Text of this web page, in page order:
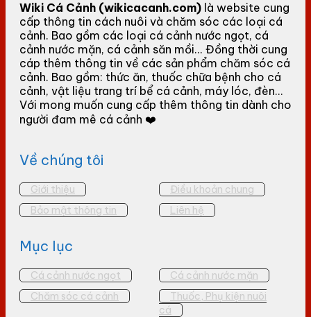
Wiki Cá Cảnh (wikicacanh.com) là website cung
cấp thông tin cách nuôi và chăm sóc các loại cá
cảnh. Bao gồm các loại cá cảnh nước ngọt, cá
cảnh nước mặn, cá cảnh săn mồi... Đồng thời cung
cáp thêm thông tin về các sản phẩm chăm sóc cá
cảnh. Bao gồm: thức ăn, thuốc chữa bệnh cho cá
cảnh, vật liệu trang trí bể cá cảnh, máy lóc, đèn...
Với mong muốn cung cấp thêm thông tin dành cho
người đam mê cá cảnh ❤️
Về chúng tôi
Giới thiệu
Điều khoản chung
Bảo mật thông tin
Liên hệ
Mục lục
Cá cảnh nước ngọt
Cá cảnh nước mặn
Chăm sóc cá cảnh
Thuốc, Phụ kiện nuôi
cá